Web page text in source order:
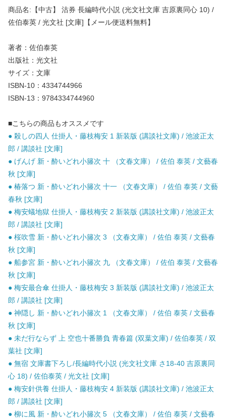
商品名:【中古】 沽券 長編時代小説 (光文社文庫 吉原裏同心 10) /
佐伯泰英 / 光文社 [文庫]【メール便送料無料】
著者：佐伯泰英
出版社：光文社
サイズ：文庫
ISBN-10：4334744966
ISBN-13：9784334744960
■こちらの商品もオススメです
● 殺しの四人 仕掛人・藤枝梅安 1 新装版 (講談社文庫) / 池波正太
郎 / 講談社 [文庫]
● げんげ 新・酔いどれ小籐次 十 （文春文庫） / 佐伯 泰英 / 文藝春
秋 [文庫]
● 椿落つ 新・酔いどれ小籐次 十一 （文春文庫） / 佐伯 泰英 / 文藝
春秋 [文庫]
● 梅安蟻地獄 仕掛人・藤枝梅安 2 新装版 (講談社文庫) / 池波正太
郎 / 講談社 [文庫]
● 桜吹雪 新・酔いどれ小籐次 3 （文春文庫） / 佐伯 泰英 / 文藝春
秋 [文庫]
● 船参宮 新・酔いどれ小籐次 九 （文春文庫） / 佐伯 泰英 / 文藝春
秋 [文庫]
● 梅安最合傘 仕掛人・藤枝梅安 3 新装版 (講談社文庫) / 池波正太
郎 / 講談社 [文庫]
● 神隠し 新・酔いどれ小籐次 1 （文春文庫） / 佐伯 泰英 / 文藝春
秋 [文庫]
● 未だ行ならず 上 空也十番勝負 青春篇 (双葉文庫) / 佐伯泰英 / 双
葉社 [文庫]
● 無宿 文庫書下ろし/長編時代小説 (光文社文庫 さ18-40 吉原裏同
心 18) / 佐伯泰英 / 光文社 [文庫]
● 梅安針供養 仕掛人・藤枝梅安 4 新装版 (講談社文庫) / 池波正太
郎 / 講談社 [文庫]
● 柳に風 新・酔いどれ小籐次 5 （文春文庫） / 佐伯 泰英 / 文藝春